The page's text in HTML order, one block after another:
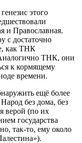
этого
и Православная.
с достаточно
как ТНК
ТНК, они
к кормящему
времени.
ещё более
без дома, без
верой (по их
государства
так-то, ему около